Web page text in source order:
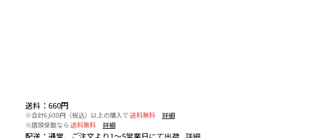
送料 ： 660円
※合計6,600円（税込）以上の購入で 送料無料
詳細
※店頭受取なら 送料無料 詳細